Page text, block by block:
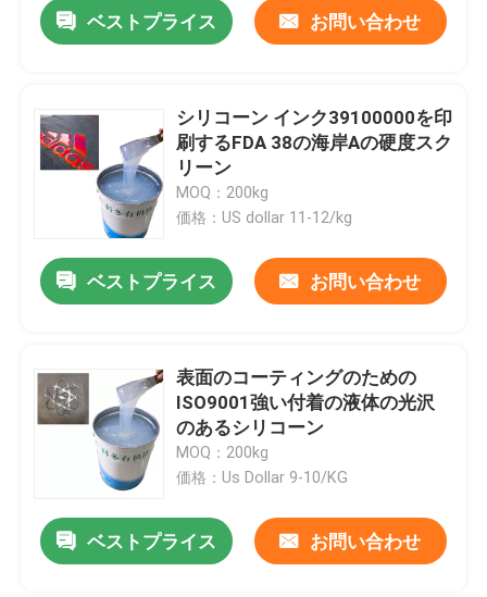
ベストプライス お問い合わせ
シリコーン インク39100000を印
刷するFDA 38の海岸Aの硬度スク
リーン
MOQ：200kg
価格：US dollar 11-12/kg
ベストプライス お問い合わせ
表面のコーティングのための
ISO9001強い付着の液体の光沢
のあるシリコーン
MOQ：200kg
価格：Us Dollar 9-10/KG
ベストプライス お問い合わせ